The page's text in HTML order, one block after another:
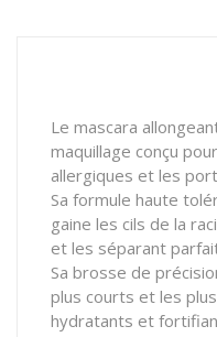
Le mascara
maquillage conçu
allergiques et les
Sa formule haute
gaine les cils de la
et les séparant
Sa brosse de
plus courts et les
hydratants et